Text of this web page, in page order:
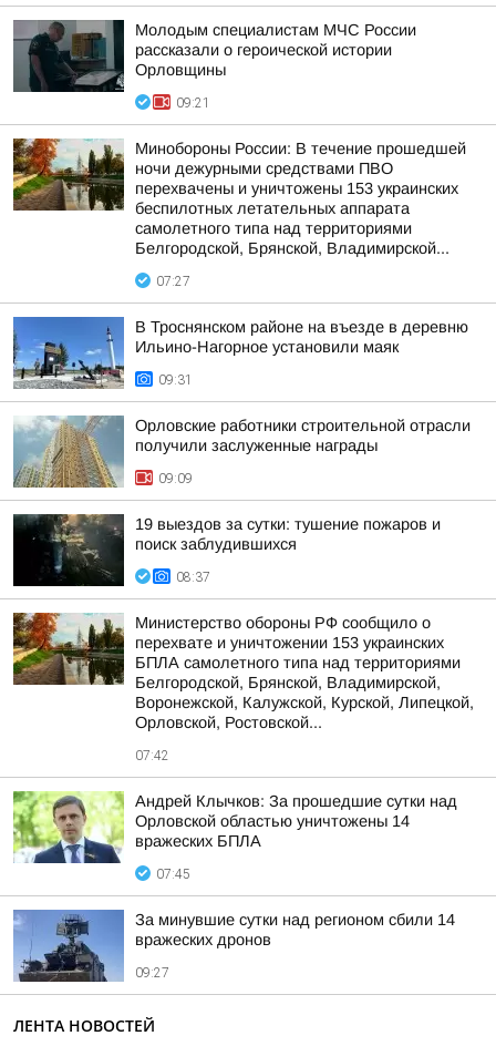
Молодым специалистам МЧС России
рассказали о героической истории
Орловщины
09:21
Минобороны России: В течение прошедшей
ночи дежурными средствами ПВО
перехвачены и уничтожены 153 украинских
беспилотных летательных аппарата
самолетного типа над территориями
Белгородской, Брянской, Владимирской...
07:27
В Троснянском районе на въезде в деревню
Ильино-Нагорное установили маяк
09:31
Орловские работники строительной отрасли
получили заслуженные награды
09:09
19 выездов за сутки: тушение пожаров и
поиск заблудившихся
08:37
Министерство обороны РФ сообщило о
перехвате и уничтожении 153 украинских
БПЛА самолетного типа над территориями
Белгородской, Брянской, Владимирской,
Воронежской, Калужской, Курской, Липецкой,
Орловской, Ростовской...
07:42
Андрей Клычков: За прошедшие сутки над
Орловской областью уничтожены 14
вражеских БПЛА
07:45
За минувшие сутки над регионом сбили 14
вражеских дронов
09:27
ЛЕНТА НОВОСТЕЙ